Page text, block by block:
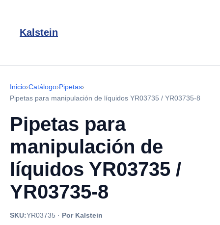
Kalstein
Inicio›Catálogo›Pipetas›
Pipetas para manipulación de líquidos YR03735 / YR03735-8
Pipetas para
manipulación de
líquidos YR03735 /
YR03735-8
SKU:YR03735 · Por Kalstein